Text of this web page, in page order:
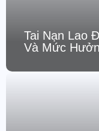
Tai Nạn Lao
Và Mức